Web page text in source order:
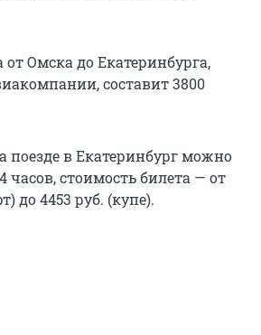
от Омска до Екатеринбурга,
составит 3800
поезде в Екатеринбург можно
часов, стоимость билета — от
до 4453 руб. (купе).